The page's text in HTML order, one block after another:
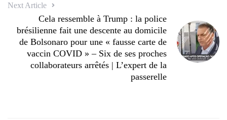
Next Article
Cela ressemble à Trump : la police
brésilienne fait une descente au domicile
de Bolsonaro pour une « fausse carte de
vaccin COVID » – Six de ses proches
collaborateurs arrêtés | L’expert de la
passerelle